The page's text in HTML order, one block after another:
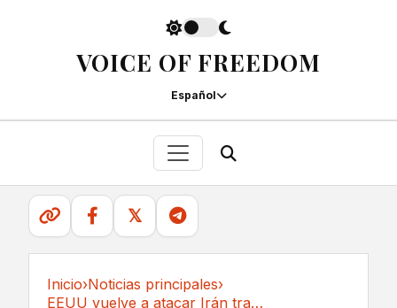
VOICE OF FREEDOM
Español
𝕏
Inicio›Noticias principales›
EEUU vuelve a atacar Irán tras acusarlo de...